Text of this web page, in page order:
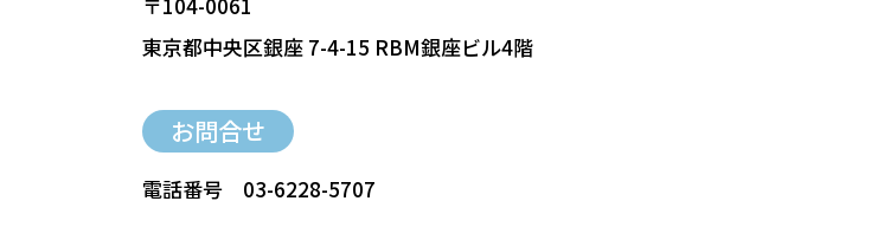
東京都中央区銀座 7-4-15 RBM銀座ビル4階
お問合せ
電話番号 03-6228-5707